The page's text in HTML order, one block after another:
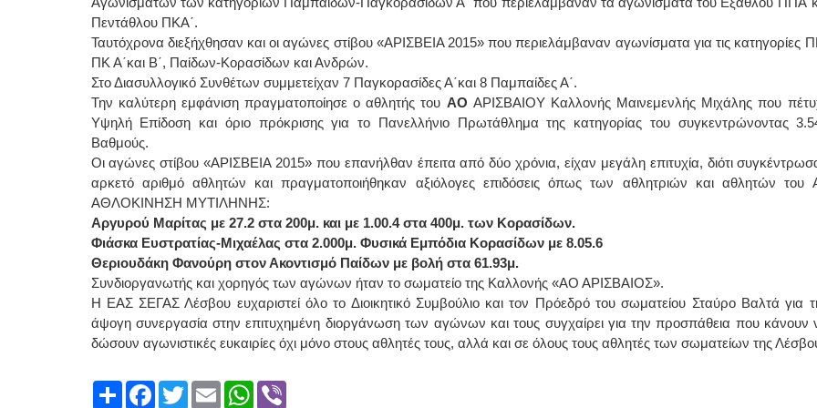
Πεντάθλου ΠΚΑ΄.
Ταυτόχρονα διεξήχθησαν και οι αγώνες στίβου «ΑΡΙΣΒΕΙΑ 2015» που περιελάμβαναν αγωνίσματα για τις κατηγορίες
ΠΚ Α΄και Β΄, Παίδων-Κορασίδων και Ανδρών.
Στο Διασυλλογικό Συνθέτων συμμετείχαν 7 Παγκορασίδες Α΄και 8 Παμπαίδες Α΄.
Την καλύτερη εμφάνιση πραγματοποίησε ο αθλητής του ΑΟ ΑΡΙΣΒΑΙΟΥ Καλλονής Μαινεμενλής Μιχάλης που
Υψηλή Επίδοση και όριο πρόκρισης για το Πανελλήνιο Πρωτάθλημα της κατηγορίας του συγκεντρώνοντας
Βαθμούς.
Οι αγώνες στίβου «ΑΡΙΣΒΕΙΑ 2015» που επανήλθαν έπειτα από δύο χρόνια, είχαν μεγάλη επιτυχία, διότι
αρκετό αριθμό αθλητών και πραγματοποιήθηκαν αξιόλογες επιδόσεις όπως των αθλητριών και αθλητών του
ΑΘΛΟΚΙΝΗΣΗ ΜΥΤΙΛΗΝΗΣ:
Αργυρού Μαρίτας με 27.2 στα 200μ. και με 1.00.4 στα 400μ. των Κορασίδων.
Φιάσκα Ευστρατίας-Μιχαέλας στα 2.000μ. Φυσικά Εμπόδια Κορασίδων με 8.05.6
Θεριουδάκη Φανούρη στον Ακοντισμό Παίδων με βολή στα 61.93μ.
Συνδιοργανωτής και χορηγός των αγώνων ήταν το σωματείο της Καλλονής «ΑΟ ΑΡΙΣΒΑΙΟΣ».
Η ΕΑΣ ΣΕΓΑΣ Λέσβου ευχαριστεί όλο το Διοικητικό Συμβούλιο και τον Πρόεδρό του σωματείου Σταύρο Βαλτά για
άψογη συνεργασία στην επιτυχημένη διοργάνωση των αγώνων και τους συγχαίρει για την προσπάθεια που κάνουν
δώσουν αγωνιστικές ευκαιρίες όχι μόνο στους αθλητές τους, αλλά και σε όλους τους αθλητές των σωματείων της
ShareFacebook
TwitterEmailWhatsApp
Viber
ΙΩΑΝΝΗΣ Α. ΜΑΛΛΙΑΣ
Διδάκτωρ Ιατρικής Σχολής
Πανεπιστημίου Αθηνών
Καλλιπόλεως 3,Νέα Σμύρνη,
τηλ:210-9320215
2251038065
Πάρνηθας 95-97 Αχαρναί
2102467085 & 6938502258
email- elenboumpa@gmail.com